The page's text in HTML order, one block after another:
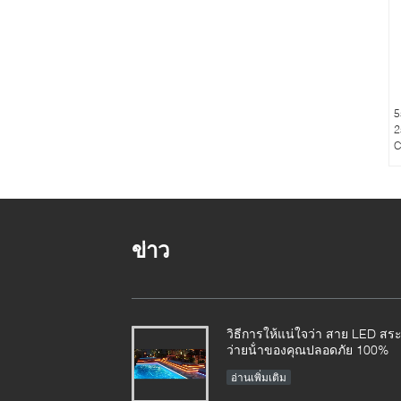
ข่าว
วิธีการให้แน่ใจว่า สาย LED สระ
ว่ายน้ําของคุณปลอดภัย 100%
อ่านเพิ่มเติม